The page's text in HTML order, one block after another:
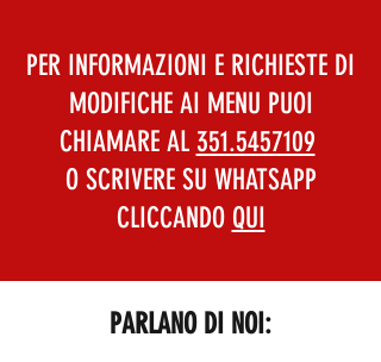
PER INFORMAZIONI E RICHIESTE DI
MODIFICHE AI MENU PUOI
CHIAMARE AL 351.5457109
O SCRIVERE SU WHATSAPP
CLICCANDO QUI
PARLANO DI NOI: